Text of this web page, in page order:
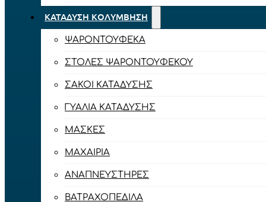
ΚΑΤΆΔΥΣΗ ΚΟΛΎΜΒΗΣΗ
ΨΑΡΟΝΤΟΎΦΕΚΑ
ΣΤΟΛΈΣ ΨΑΡΟΝΤΟΎΦΕΚΟΥ
ΣΆΚΟΙ ΚΑΤΆΔΥΣΗΣ
ΓΥΑΛΙΆ ΚΑΤΆΔΥΣΗΣ
ΜΆΣΚΕΣ
ΜΑΧΑΊΡΙΑ
ΑΝΑΠΝΕΥΣΤΉΡΕΣ
ΒΑΤΡΑΧΟΠΈΔΙΛΑ